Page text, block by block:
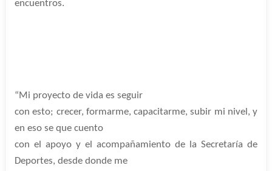
encuentros.
“Mi proyecto de vida es seguir
con esto; crecer, formarme, capacitarme, subir mi nivel, y
en eso se que cuento
con el apoyo y el acompañamiento de la Secretaría de
Deportes, desde donde me